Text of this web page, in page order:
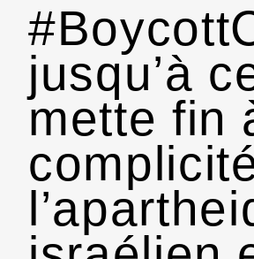
jusqu’à
mette fin